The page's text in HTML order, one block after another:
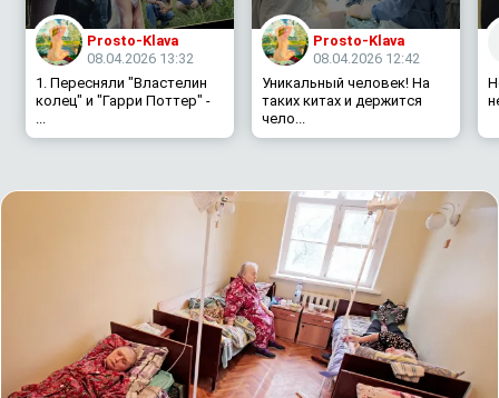
Prosto-Klava
08.04.2026 13:32
1. Пересняли "Властелин
колец" и "Гарри Поттер" -
...
Prosto-Klava
08.04.2026 12:42
Уникальный человек! На
таких китах и держится
чело...